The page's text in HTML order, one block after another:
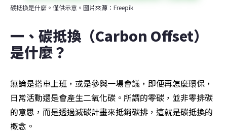
碳抵換是什麼。僅供示意。圖片來源：Freepik
一、碳抵換（Carbon Offset）
是什麼？
無論是搭車上班，或是參與一場會議，即便再怎麼環保，
日常活動還是會產生二氧化碳。所謂的零碳，並非零排碳
的意思，而是透過減碳計畫來抵銷碳排，這就是碳抵換的
概念。